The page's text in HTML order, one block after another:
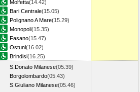
Molfetta(14.42)
Bari Centrale(15.05)
Polignano A Mare(15.29)
Monopoli(15.35)
Fasano(15.47)
Ostuni(16.02)
Brindisi(16.25)
S.Donato Milanese(05.39)
Borgolombardo(05.43)
S.Giuliano Milanese(05.46)